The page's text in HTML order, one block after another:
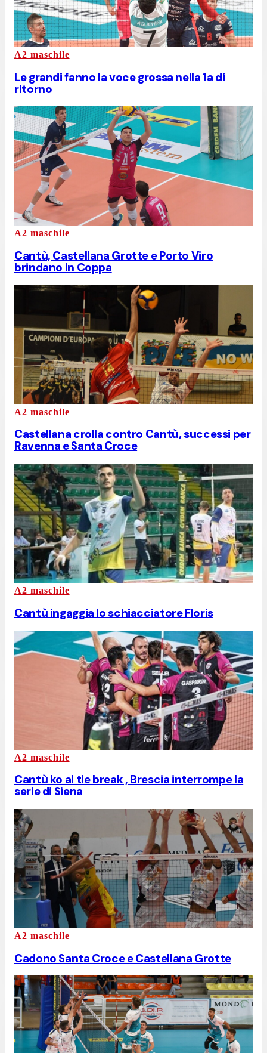
A2 maschile
Le grandi fanno la voce grossa nella 1a di
ritorno
A2 maschile
Cantù, Castellana Grotte e Porto Viro
brindano in Coppa
A2 maschile
Castellana crolla contro Cantù, successi per
Ravenna e Santa Croce
A2 maschile
Cantù ingaggia lo schiacciatore Floris
A2 maschile
Cantù ko al tie break , Brescia interrompe la
serie di Siena
A2 maschile
Cadono Santa Croce e Castellana Grotte